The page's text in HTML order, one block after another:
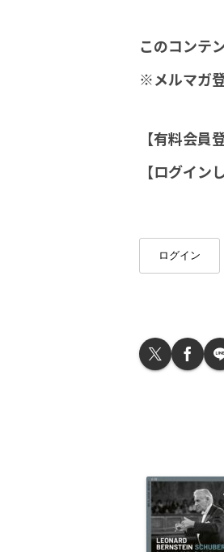
このコンテ
※メルマガ
【有料会員
【ログイン
ログイン